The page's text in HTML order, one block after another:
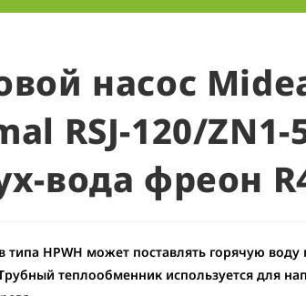
насос
RSJ-120/ZN1-
вода фреон
типа HPWH может поставлять горячую воду
теплообменник используется для